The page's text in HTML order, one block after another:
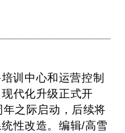
训中心和运营控制
代化升级正式开
之际启动，后续将
性改造。编辑/高雪